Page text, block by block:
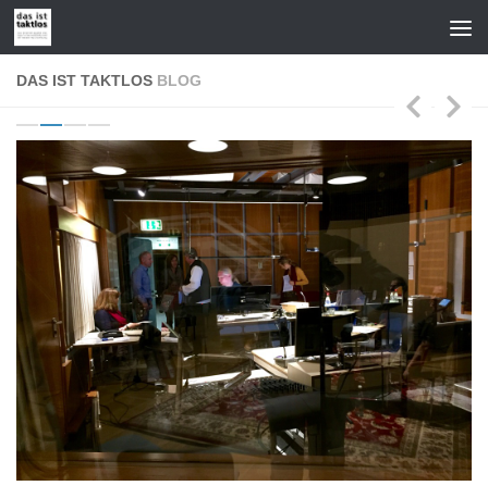
Zum Inhalt springen
DAS IST TAKTLOS BLOG